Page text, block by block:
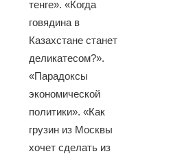
тенге». «Когда
говядина в
Казахстане станет
деликатесом?».
«Парадоксы
экономической
политики». «Как
грузин из Москвы
хочет сделать из